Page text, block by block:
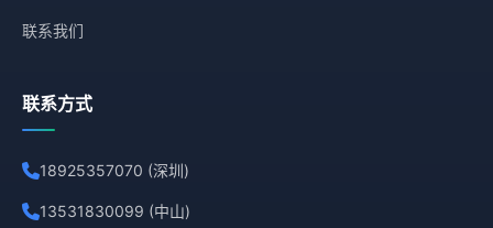
联系我们
联系方式
18925357070 (深圳)
13531830099 (中山)